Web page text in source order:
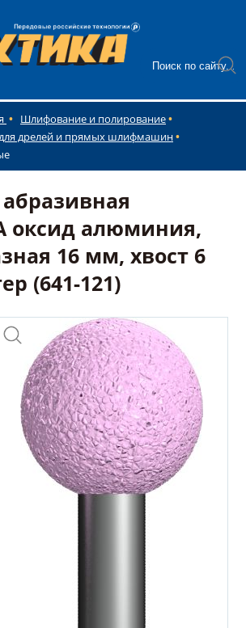
Шлифование и полирование
дрелей и прямых шлифмашин
оксид алюминия,
16 мм, хвост 6
(641-121)